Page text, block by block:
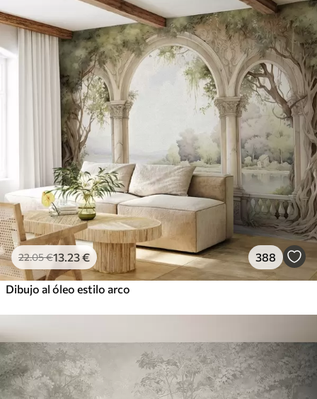
22.05€13 .23€ 388
Dibujo al óleo estilo arco